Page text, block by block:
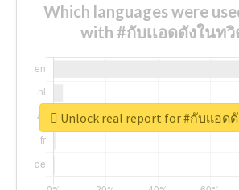
Which languages were
with #กับเเอดดังในทวิ
Unlock real report for #กับเเอด